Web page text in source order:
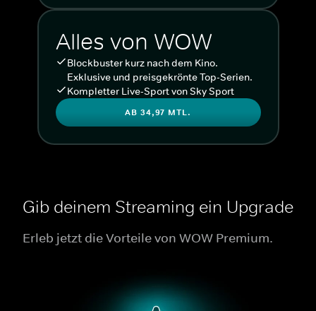
Alles von WOW
Blockbuster kurz nach dem Kino.
Exklusive und preisgekrönte Top-Serien.
Kompletter Live-Sport von Sky Sport
AB 34,97 MTL.
Gib deinem Streaming ein Upgrade
Erleb jetzt die Vorteile von WOW Premium.